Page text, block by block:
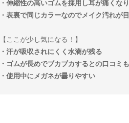
・伸縮性の高いゴムを採用し耳が痛くな
・表裏で同じカラーなのでメイク汚れが
【ここが少し気になる！】
・汗が吸収されにくく水滴が残る
・ゴムが長めでブカブカするとの口コミも
・使用中にメガネが曇りやすい